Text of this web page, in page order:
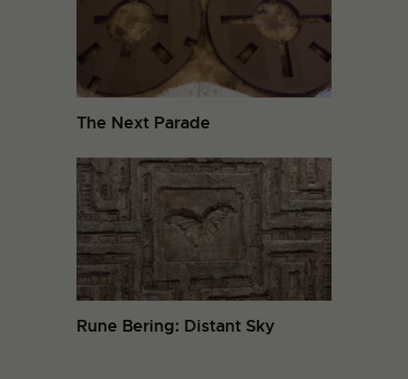
The Next Parade
Rune Bering: Distant Sky